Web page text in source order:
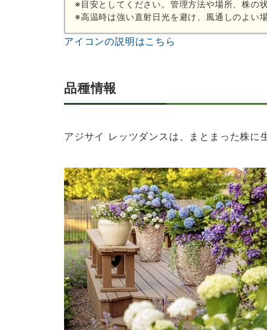
※目安としてください。管理方法や場所、株の
※高温時は強い直射日光を避け、風通しのよい
アイコンの説明はこちら
品種情報
アジサイ レッツダンスは、まとまった株に